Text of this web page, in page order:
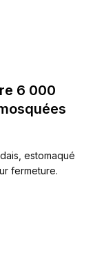
6 000
estomaqué
fermeture.